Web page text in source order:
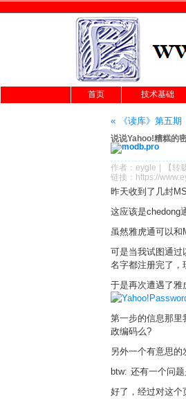
首页 技术基础
« 《读库》第五期
说说Yahoo!糟糕的
作者： eygle 【转
链接： https://
昨天收到了几封
这应该是chedong
虽然雅虎通可以和
可是当我试图通过
名字都注册完了，
于是再次遭遇了雅
第一步的信息那里
政编码么?
另外一个有意思
btw: 还有一个问题
好了，经过对这个